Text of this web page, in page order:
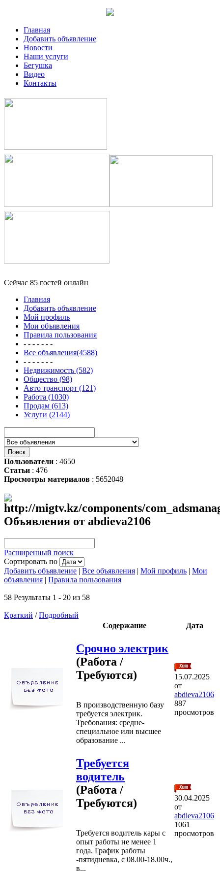
Главная
Добавить объявление
Новости
Наши услуги
Бегушка
Видео
Контакты
Сейчас 85 гостей онлайн
Главная
Добавить объявление
Мой профиль
Мои объявления
Правила пользования
- - - - - - -
Все объявления(4588)
- - - - - - -
Недвижимость (582)
Общество (98)
Авто транспорт (121)
Работа (1030)
Продам (613)
Услуги (2144)
Пользователи : 4650
Статьи : 476
Просмотры материалов : 5652048
Объявления от abdieva2106
Расширенный поиск
Сортировать по
Добавить объявление | Все объявления | Мой профиль | Мои
объявления | Правила пользования
58 Результаты 1 - 20 из 58
Краткий /Подробный
Содержание
Дата
Срочно электрик
(Работа /
Требуются)
В производственную базу
требуется электрик.
Требования: средне-
специальное или высшее
образование ...
15.07.2025
от
abdieva2106
887
просмотров
Требуется
водитель
(Работа /
Требуются)
Требуется водитель кары с
опыт работы не менее 1
года. График работы
-пятидневка, с 08.00-18.00ч.,
в...
30.04.2025
от
abdieva2106
1061
просмотров